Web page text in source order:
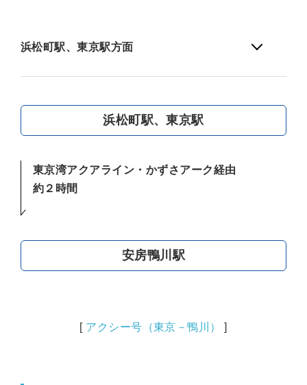
浜松町駅、東京駅方面
浜松町駅、東京駅
東京湾アクアライン・かずさアーク経由
約２時間
安房鴨川駅
[ アクシー号（東京－鴨川） ]